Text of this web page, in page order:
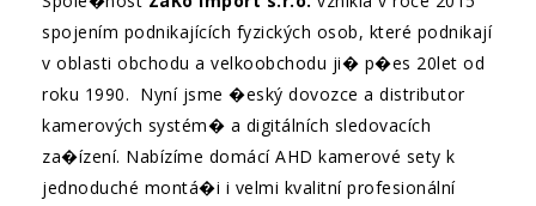
spojením podnikajících fyzických osob, které podnikají
v oblasti obchodu a velkoobchodu ji� p�es 20let od
roku 1990. Nyní jsme �eský dovozce a distributor
kamerových systém� a digitálních sledovacích
za�ízení. Nabízíme domácí AHD kamerové sety k
jednoduché montá�i i velmi kvalitní profesionální